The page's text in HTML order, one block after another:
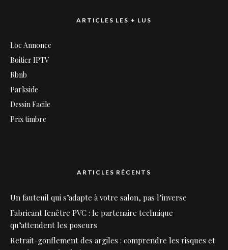
ARTICLES LES + LUS
Loc Annonce
Boitier IPTV
Rbnb
Parkside
Dessin Facile
Prix timbre
ARTICLES RÉCENTS
Un fauteuil qui s’adapte à votre salon, pas l’inverse
Fabricant fenêtre PVC : le partenaire technique
qu’attendent les poseurs
Retrait-gonflement des argiles : comprendre les risques et